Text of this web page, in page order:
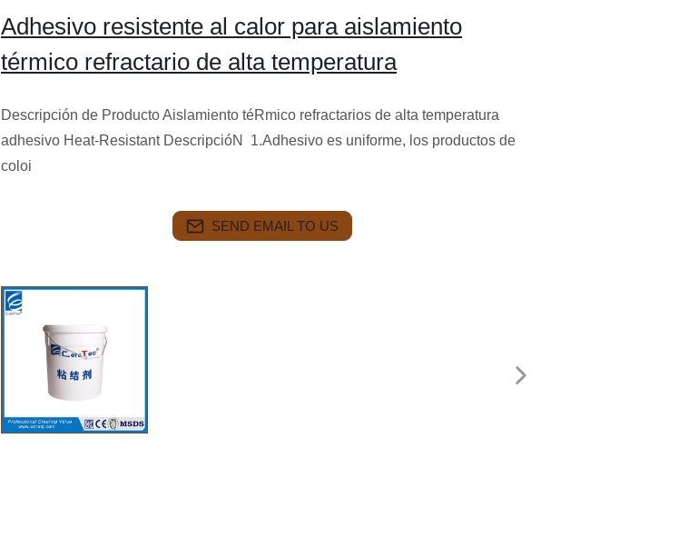
Adhesivo resistente al calor para aislamiento
térmico refractario de alta temperatura
Descripción de Producto Aislamiento téRmico refractarios de alta temperatura
adhesivo Heat-Resistant DescripcióN 1.Adhesivo es uniforme, los productos de
coloi
SEND EMAIL TO US